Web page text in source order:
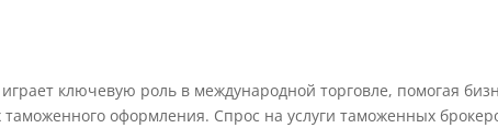
ключевую роль в международной торговле, помогая
оформления. Спрос на услуги таможенных